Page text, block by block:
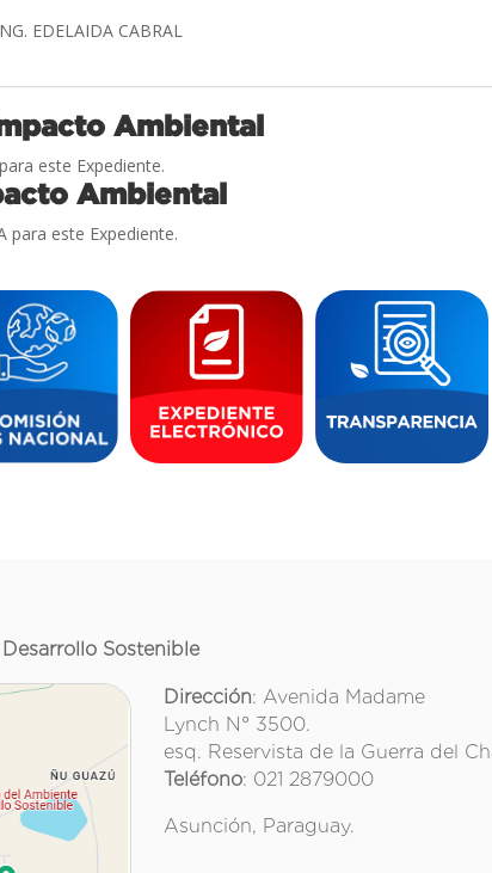
EDELAIDA CABRAL
Ambiental
este Expediente.
Ambiental
para este Expediente.
Sostenible
Dirección: Avenida Madame
Lynch N° 3500.
esq. Reservista de la Guerra del
Teléfono: 021 2879000
Asunción, Paraguay.